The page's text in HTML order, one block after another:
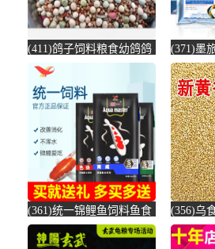
(411)鸽子饲料粮食幼鸽鸽
粮 10斤 鸽粮10斤 鸽食鸽
粮-鸽饲料(拼凑旗舰店仅
售35.34元)
(371)墨
孵化大
七彩神
旗舰店
(361)统一锦鲤鱼饲料鱼食
锦鲤鱼饲料黑统一金鱼鱼
食鱼粮鲤鱼-鱼饲料(大禹
(356)乌
食物麻
颗粒